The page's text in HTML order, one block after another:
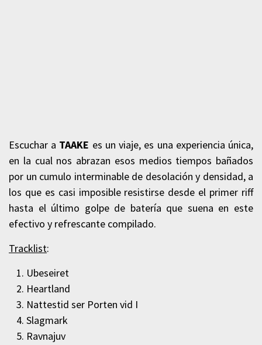
Escuchar a TAAKE es un viaje, es una experiencia única,
en la cual nos abrazan esos medios tiempos bañados
por un cumulo interminable de desolación y densidad, a
los que es casi imposible resistirse desde el primer riff
hasta el último golpe de batería que suena en este
efectivo y refrescante compilado.
Tracklist:
Ubeseiret
Heartland
Nattestid ser Porten vid I
Slagmark
Ravnajuv